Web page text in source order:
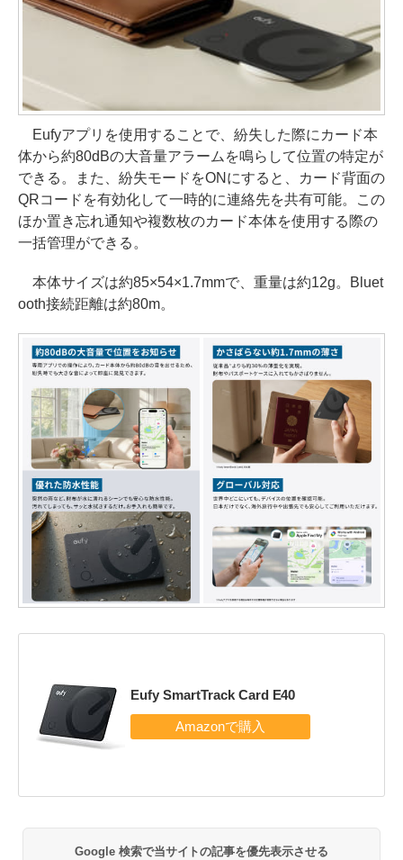
Eufyアプリを使用することで、紛失した際にカード本
体から約80dBの大音量アラームを鳴らして位置の特定が
できる。また、紛失モードをONにすると、カード背面の
QRコードを有効化して一時的に連絡先を共有可能。この
ほか置き忘れ通知や複数枚のカード本体を使用する際の
一括管理ができる。
本体サイズは約85×54×1.7mmで、重量は約12g。Bluet
ooth接続距離は約80m。
Eufy SmartTrack Card E40
Google 検索で当サイトの記事を優先表示させる